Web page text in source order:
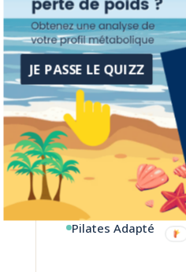
SE RESSOURCER
Relâcher les tensions,
souplesse, soulager
douces, sans impact.
Yoga BodyBalance
Stretch & Relax
Pilates Adapté
JE PASSE LE QUIZZ